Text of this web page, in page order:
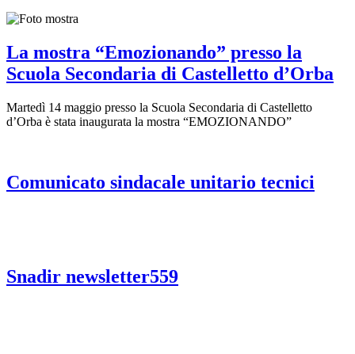
La mostra “Emozionando” presso la
Scuola Secondaria di Castelletto d’Orba
Martedì 14 maggio presso la Scuola Secondaria di Castelletto
d’Orba è stata inaugurata la mostra “EMOZIONANDO”
Comunicato sindacale unitario tecnici
Snadir newsletter559